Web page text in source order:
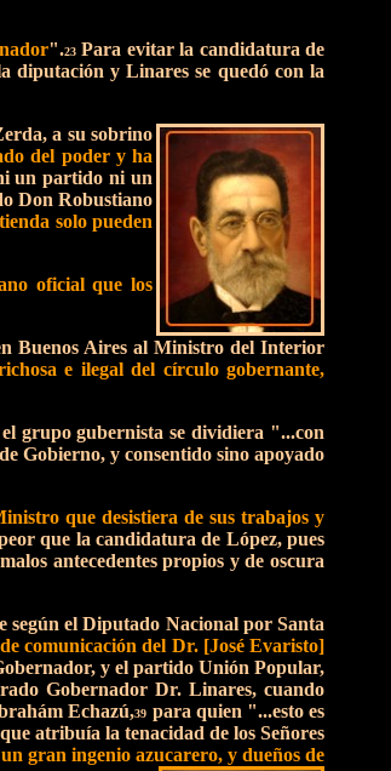
".23Para evitar la candidatura de
diputación y Linares se quedó con la
a su sobrino
del poder y ha
un partido ni un
Don Robustiano
solo pueden
oficial que los
Buenos Aires al Ministro del Interior
e ilegal del círculo gobernante,
grupo gubernista se dividiera "...con
Gobierno, y consentido sino apoyado
que desistiera de sus trabajos y
que la candidatura de López, pues
antecedentes propios y de oscura
según el Diputado Nacional por Santa
comunicación del Dr. [José Evaristo]
y el partido Unión Popular,
Gobernador Dr. Linares, cuando
Echazú,39 para quien "...esto es
atribuía la tenacidad de los Señores
gran ingenio azucarero, y dueños de